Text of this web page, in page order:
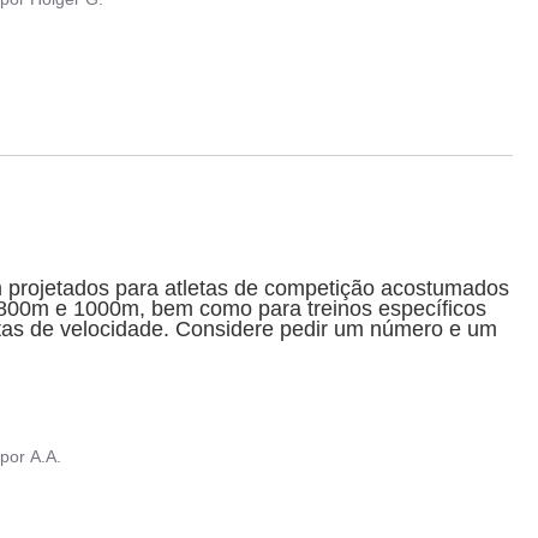
para atletas de competição acostumados
e 1000m, bem como para treinos específicos
de velocidade. Considere pedir um número e um
porA.A.